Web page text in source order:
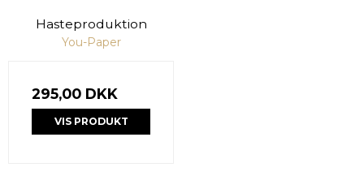
Hasteproduktion
You-Paper
295,00 DKK
VIS PRODUKT